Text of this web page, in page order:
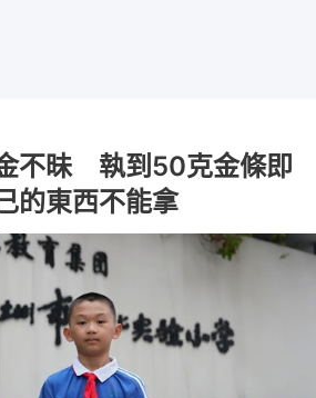
不昧 執到50克金條即
的東西不能拿